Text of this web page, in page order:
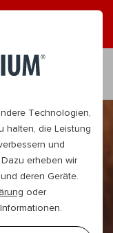
Technologien,
halten, die Leistung
und
erheben wir
deren Geräte.
oder
DE
in qualitativ
investieren?
wie Sie nur
glückliche